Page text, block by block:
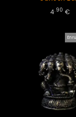
4.90 €
En